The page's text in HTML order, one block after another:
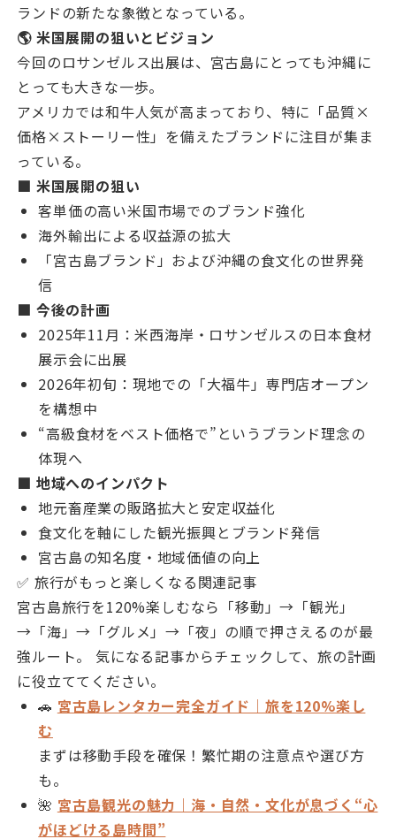
ランドの新たな象徴となっている。
🌎 米国展開の狙いとビジョン
今回のロサンゼルス出展は、宮古島にとっても沖縄に
とっても大きな一歩。
アメリカでは和牛人気が高まっており、特に「品質×
価格×ストーリー性」を備えたブランドに注目が集ま
っている。
■ 米国展開の狙い
客単価の高い米国市場でのブランド強化
海外輸出による収益源の拡大
「宮古島ブランド」および沖縄の食文化の世界発
信
■ 今後の計画
2025年11月：米西海岸・ロサンゼルスの日本食材
展示会に出展
2026年初旬：現地での「大福牛」専門店オープン
を構想中
“高級食材をベスト価格で”というブランド理念の
体現へ
■ 地域へのインパクト
地元畜産業の販路拡大と安定収益化
食文化を軸にした観光振興とブランド発信
宮古島の知名度・地域価値の向上
✅ 旅行がもっと楽しくなる関連記事
宮古島旅行を120%楽しむなら「移動」→「観光」
→「海」→「グルメ」→「夜」の順で押さえるのが最
強ルート。 気になる記事からチェックして、旅の計画
に役立ててください。
🚗 宮古島レンタカー完全ガイド｜旅を120%楽し
む
まずは移動手段を確保！繁忙期の注意点や選び方
も。
🌺 宮古島観光の魅力｜海・自然・文化が息づく“心
がほどける島時間”